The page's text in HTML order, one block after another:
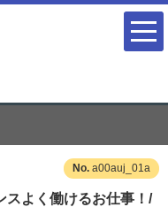
a00auj_01a
スよく働けるお仕事！/